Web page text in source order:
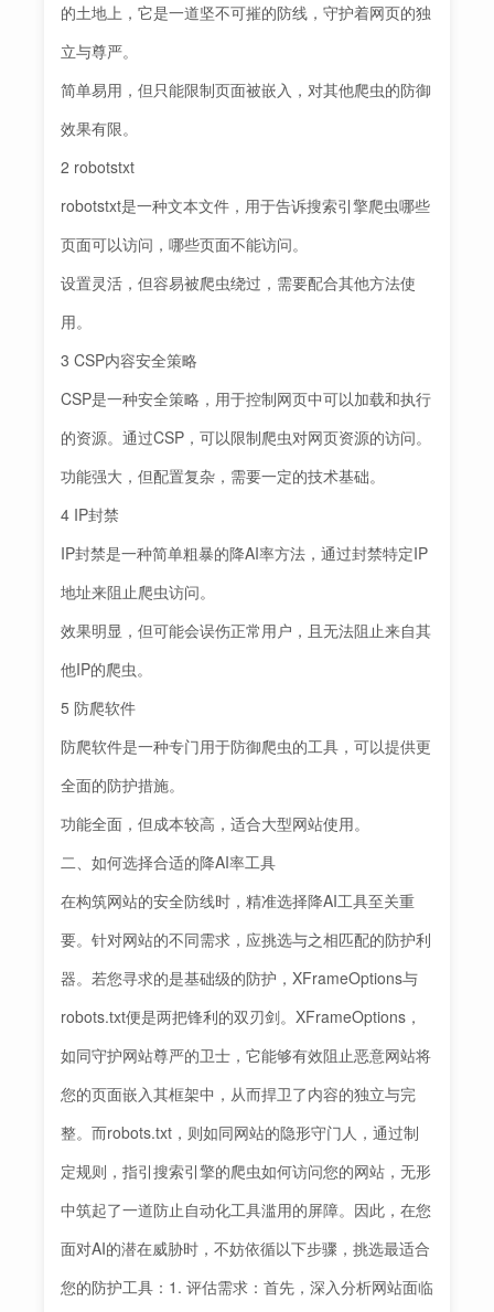
的土地上，它是一道坚不可摧的防线，守护着网页的独
立与尊严。
简单易用，但只能限制页面被嵌入，对其他爬虫的防御
效果有限。
2 robotstxt
robotstxt是一种文本文件，用于告诉搜索引擎爬虫哪些
页面可以访问，哪些页面不能访问。
设置灵活，但容易被爬虫绕过，需要配合其他方法使
用。
3 CSP内容安全策略
CSP是一种安全策略，用于控制网页中可以加载和执行
的资源。通过CSP，可以限制爬虫对网页资源的访问。
功能强大，但配置复杂，需要一定的技术基础。
4 IP封禁
IP封禁是一种简单粗暴的降AI率方法，通过封禁特定IP
地址来阻止爬虫访问。
效果明显，但可能会误伤正常用户，且无法阻止来自其
他IP的爬虫。
5 防爬软件
防爬软件是一种专门用于防御爬虫的工具，可以提供更
全面的防护措施。
功能全面，但成本较高，适合大型网站使用。
二、如何选择合适的降AI率工具
在构筑网站的安全防线时，精准选择降AI工具至关重
要。针对网站的不同需求，应挑选与之相匹配的防护利
器。若您寻求的是基础级的防护，XFrameOptions与
robots.txt便是两把锋利的双刃剑。XFrameOptions，
如同守护网站尊严的卫士，它能够有效阻止恶意网站将
您的页面嵌入其框架中，从而捍卫了内容的独立与完
整。而robots.txt，则如同网站的隐形守门人，通过制
定规则，指引搜索引擎的爬虫如何访问您的网站，无形
中筑起了一道防止自动化工具滥用的屏障。因此，在您
面对AI的潜在威胁时，不妨依循以下步骤，挑选最适合
您的防护工具：1. 评估需求：首先，深入分析网站面临